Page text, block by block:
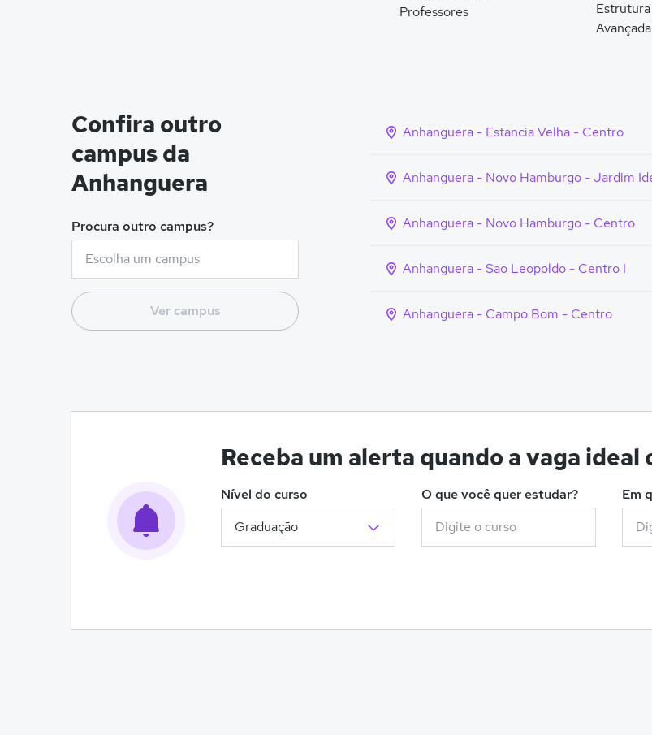
Professores
Confira outro
campus da
Anhanguera
Procura outro campus?
Ver campus
Anhanguera - Estancia Velha - Centro
Anhanguera - Novo Hamburgo - Jardim
Anhanguera - Novo Hamburgo - Centro
Anhanguera - Sao Leopoldo - Centro I
Anhanguera - Campo Bom - Centro
Receba um alerta quando a vaga ideal
Nível do curso O que você quer estudar? Em